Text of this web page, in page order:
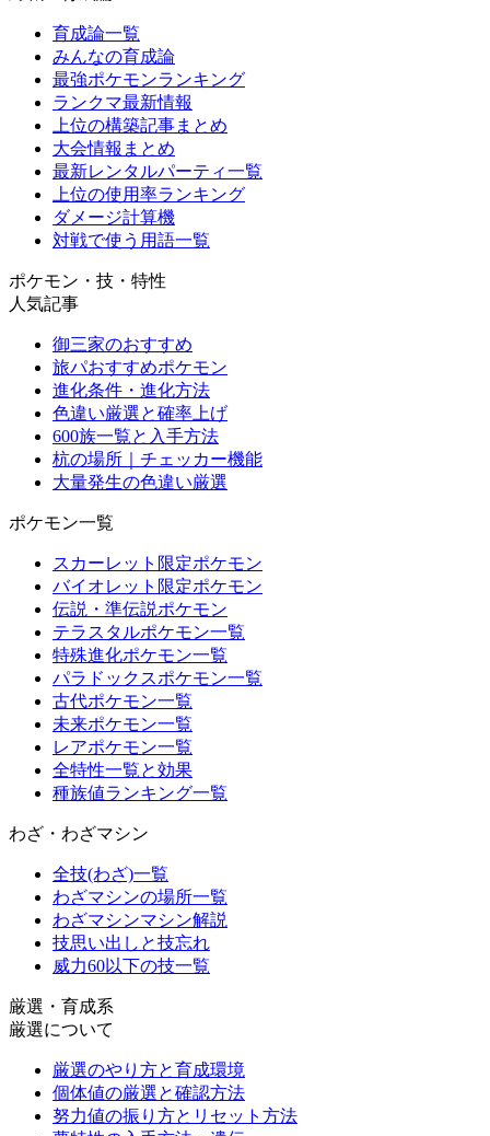
育成論一覧
みんなの育成論
最強ポケモンランキング
ランクマ最新情報
上位の構築記事まとめ
大会情報まとめ
最新レンタルパーティ一覧
上位の使用率ランキング
ダメージ計算機
対戦で使う用語一覧
ポケモン・技・特性
人気記事
御三家のおすすめ
旅パおすすめポケモン
進化条件・進化方法
色違い厳選と確率上げ
600族一覧と入手方法
杭の場所｜チェッカー機能
大量発生の色違い厳選
ポケモン一覧
スカーレット限定ポケモン
バイオレット限定ポケモン
伝説・準伝説ポケモン
テラスタルポケモン一覧
特殊進化ポケモン一覧
パラドックスポケモン一覧
古代ポケモン一覧
未来ポケモン一覧
レアポケモン一覧
全特性一覧と効果
種族値ランキング一覧
わざ・わざマシン
全技(わざ)一覧
わざマシンの場所一覧
わざマシンマシン解説
技思い出しと技忘れ
威力60以下の技一覧
厳選・育成系
厳選について
厳選のやり方と育成環境
個体値の厳選と確認方法
努力値の振り方とリセット方法